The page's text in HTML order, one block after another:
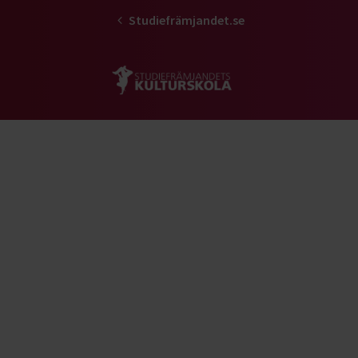
Studiefrämjandet.se
Gå till studiefrämjandets